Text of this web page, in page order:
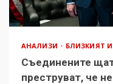
АНАЛИЗИ БЛИЗКИЯТ
Съединените
преструват, че